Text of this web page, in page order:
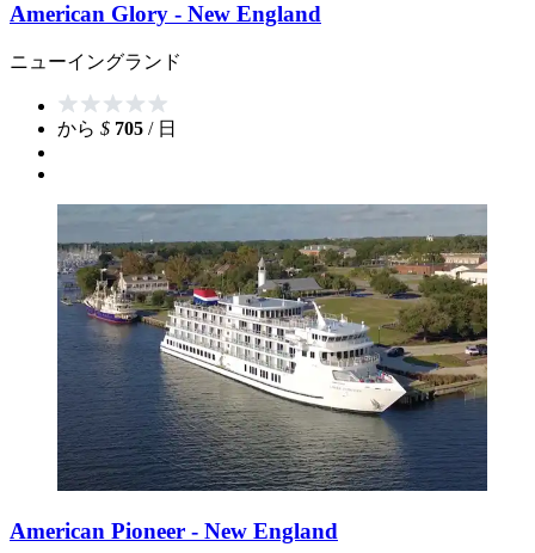
American Glory - New England
ニューイングランド
から $ 705 / 日
American Pioneer - New England